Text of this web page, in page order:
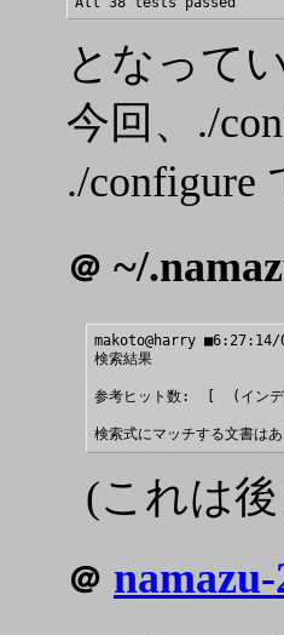
となって
今回、./
./configure
＠ ~/
makoto@harry ■6:27:14/
検索結果
参考ヒット数:  [  (インデ
(これは
＠